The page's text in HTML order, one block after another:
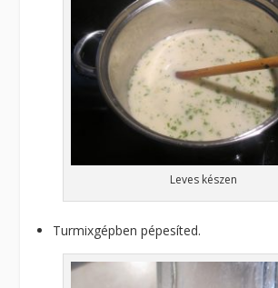
Leves készen
Turmixgépben pépesíted.